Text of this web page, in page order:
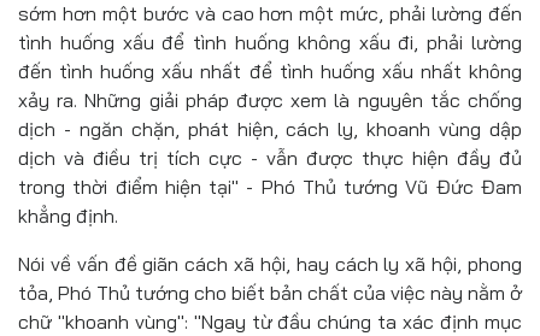
sớm hơn một bước và cao hơn một mức, phải lường đến
tình huống xấu để tình huống không xấu đi, phải lường
đến tình huống xấu nhất để tình huống xấu nhất không
xảy ra. Những giải pháp được xem là nguyên tắc chống
dịch - ngăn chặn, phát hiện, cách ly, khoanh vùng dập
dịch và điều trị tích cực - vẫn được thực hiện đầy đủ
trong thời điểm hiện tại" - Phó Thủ tướng Vũ Đức Đam
khẳng định.
Nói về vấn đề giãn cách xã hội, hay cách ly xã hội, phong
tỏa, Phó Thủ tướng cho biết bản chất của việc này nằm ở
chữ "khoanh vùng": "Ngay từ đầu chúng ta xác định mục